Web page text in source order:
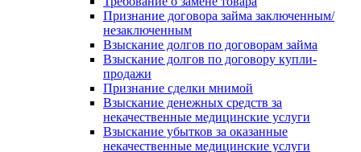
Признание договора займа заключенным/
незаключенным
Взыскание долгов по договорам займа
Взыскание долгов по договору купли-
продажи
Признание сделки мнимой
Взыскание денежных средств за
некачественные медицинские услуги
Взыскание убытков за оказанные
некачественные медицинские услуги